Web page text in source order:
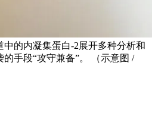
的内凝集蛋白-2展开多种分析和
手段“攻守兼备”。 （示意图 /